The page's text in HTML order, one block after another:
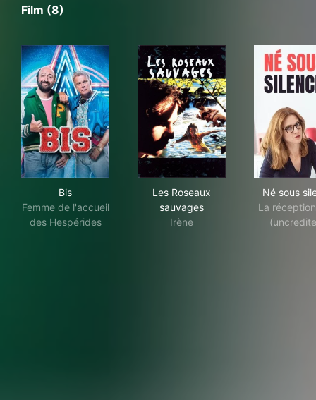
Film (8)
Bis
Femme de l'accueil
des Hespérides
Les Roseaux
sauvages
Irène
Né sous
La